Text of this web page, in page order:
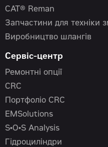
CAT® Reman
Запчастини для техніки
Виробництво шлангів
Сервіс-центр
Ремонтні опції
CRC
Портфоліо CRC
EMSolutions
S•O•S Analysis
Гідроциліндри